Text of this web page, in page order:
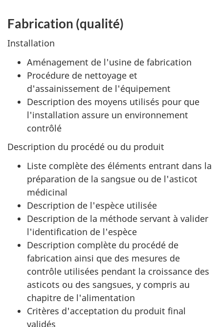
Fabrication (qualité)
Installation
Aménagement de l'usine de fabrication
Procédure de nettoyage et
d'assainissement de l'équipement
Description des moyens utilisés pour que
l'installation assure un environnement
contrôlé
Description du procédé ou du produit
Liste complète des éléments entrant dans la
préparation de la sangsue ou de l'asticot
médicinal
Description de l'espèce utilisée
Description de la méthode servant à valider
l'identification de l'espèce
Description complète du procédé de
fabrication ainsi que des mesures de
contrôle utilisées pendant la croissance des
asticots ou des sangsues, y compris au
chapitre de l'alimentation
Critères d'acceptation du produit final
validés